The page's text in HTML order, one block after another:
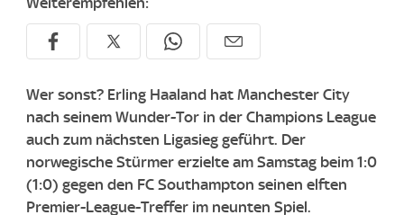
Wer sonst? Erling Haaland hat Manchester City
nach seinem Wunder-Tor in der Champions League
auch zum nächsten Ligasieg geführt. Der
norwegische Stürmer erzielte am Samstag beim 1:0
(1:0) gegen den FC Southampton seinen elften
Premier-League-Treffer im neunten Spiel.